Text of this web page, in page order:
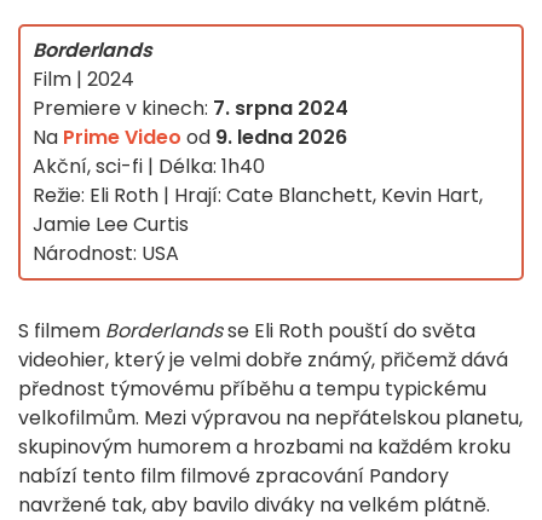
Borderlands
Film | 2024
Premiere v kinech: 7. srpna 2024
Na Prime Video od 9. ledna 2026
Akční, sci-fi | Délka: 1h40
Režie: Eli Roth | Hrají: Cate Blanchett, Kevin Hart,
Jamie Lee Curtis
Národnost: USA
S filmem Borderlandsse Eli Roth pouští do světa
videohier, který je velmi dobře známý, přičemž dává
přednost týmovému příběhu a tempu typickému
velkofilmům. Mezi výpravou na nepřátelskou planetu,
skupinovým humorem a hrozbami na každém kroku
nabízí tento film filmové zpracování Pandory
navržené tak, aby bavilo diváky na velkém plátně.